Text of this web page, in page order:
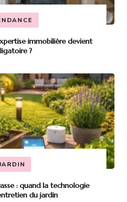
immobilière devient
?
: quand la technologie
du jardin